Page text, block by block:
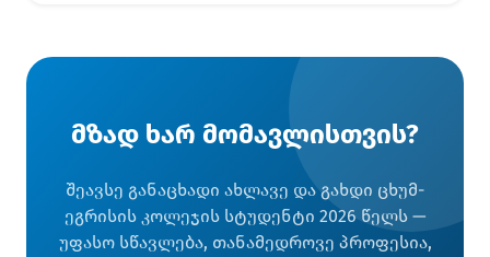
მზად ხარ მომავლისთვის?
შეავსე განაცხადი ახლავე და გახდი ცხუმ-
ეგრისის კოლეჯის სტუდენტი 2026 წელს —
უფასო სწავლება, თანამედროვე პროფესია,